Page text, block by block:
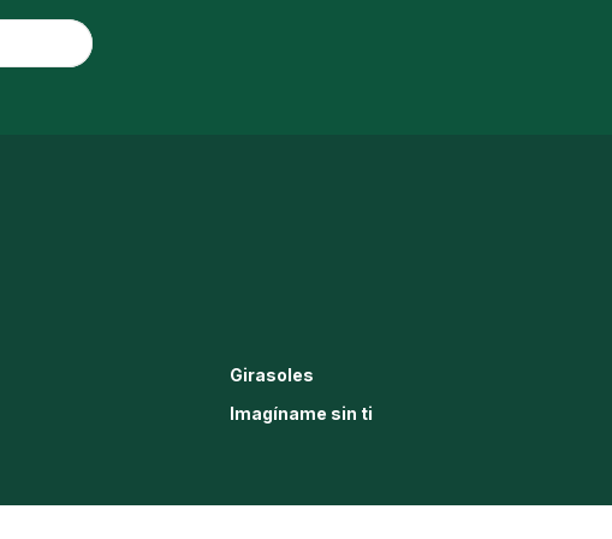
Girasoles
Imagíname sin ti